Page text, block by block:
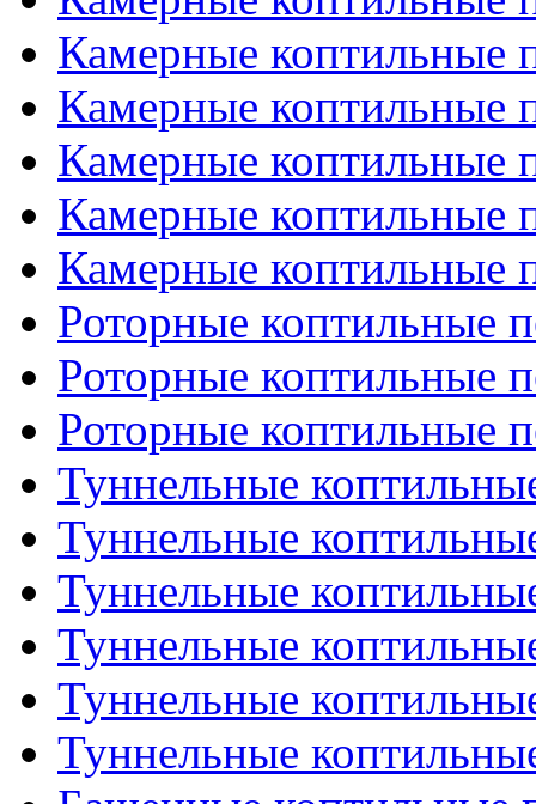
Камерные коптильные
Камерные коптильные
Камерные коптильные
Камерные коптильные
Камерные коптильные
Роторные коптильные
Роторные коптильные
Роторные коптильные
Туннельные
Туннельные
Туннельные
Туннельные
Туннельные
Туннельные